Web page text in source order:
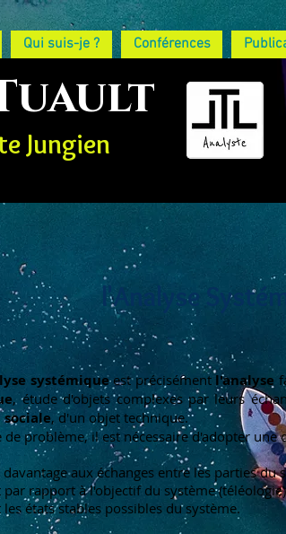
Qui suis-je ? Conférences
Jungien
l'Analyse
systémiqueest précisément l'analyse
, étude d'objets complexes par leurs
, d'un objet technique.
de problème, il est nécessaire d'adopter une
aux échanges entre les parties du
par rapport à l'objectif du système (téléologie
états stables possibles du système.